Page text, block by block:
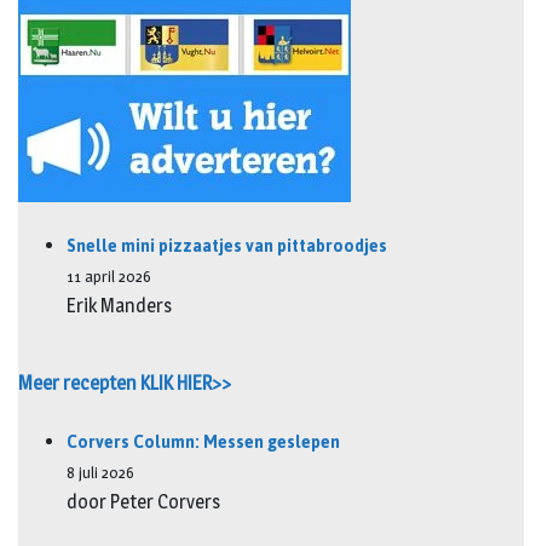
Snelle mini pizzaatjes van pittabroodjes
11 april 2026
Erik Manders
Meer recepten KLIK HIER>>
Corvers Column: Messen geslepen
8 juli 2026
door Peter Corvers